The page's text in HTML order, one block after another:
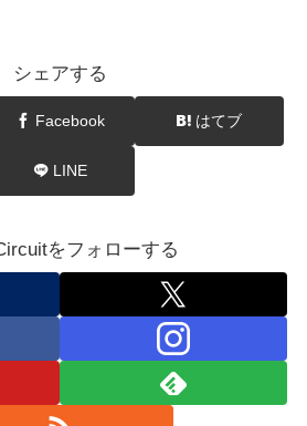
シェアする
Facebook はてブ
LINE
をフォローする